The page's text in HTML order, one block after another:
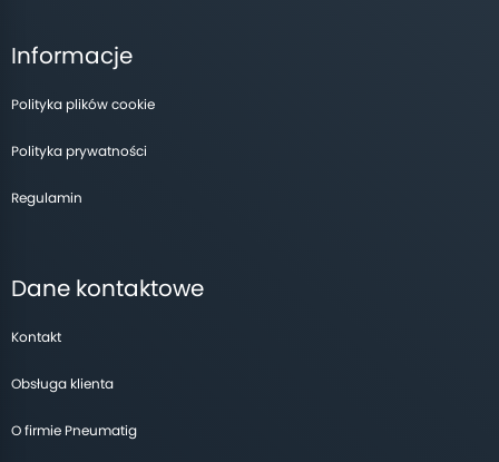
Informacje
Polityka plików cookie
Polityka prywatności
Regulamin
Dane kontaktowe
Kontakt
Obsługa klienta
O firmie Pneumatig